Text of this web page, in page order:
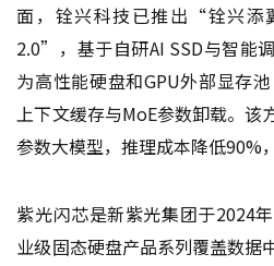
面，铨兴科技已推出“铨兴添
2.0”，基于自研AI SSD与智能
为高性能硬盘和GPU外部显存
上下文缓存与MoE参数卸载。
参数大模型，推理成本降低90%
紫光闪芯是新紫光集团于2024
业级固态硬盘产品系列覆盖数据